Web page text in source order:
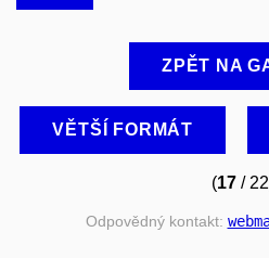
ZPĚT NA
VĚTŠÍ FORMÁT
(17 /
Odpovědný kontakt: